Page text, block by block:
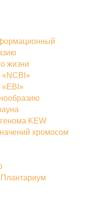
жизни
«NCBI»
«EBI»
KEW
хромосом